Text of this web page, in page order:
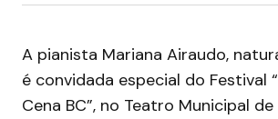
A pianista Mariana Airaudo,
é convidada especial do Festival
Cena BC”, no Teatro Municipal